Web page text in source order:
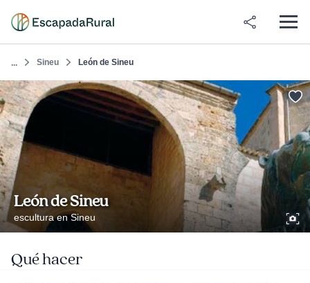
... Sineu León de Sineu
León de Sineu
escultura en Sineu
Qué hacer